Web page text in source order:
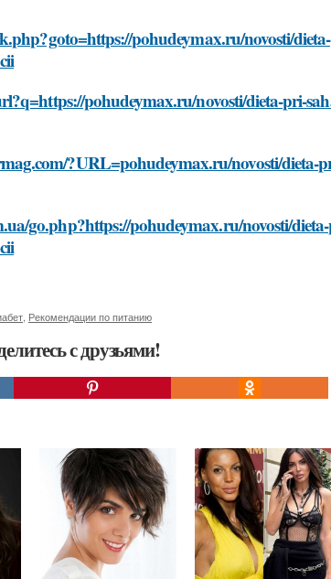
pohudeymax.ru/novosti/
pohudeymax.ru/novosti/dieta-pri-
?URL=pohudeymax.ru/novosti/dieta-
go.php?https://pohudeymax.ru/novosti/
Рекомендации по питанию
с друзьями!